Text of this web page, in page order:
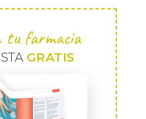
tu farmacia
GRATIS